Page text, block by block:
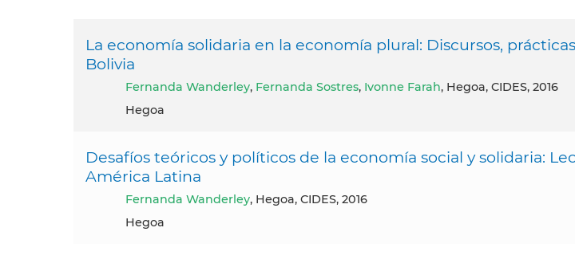
La economía solidaria en la economía plural: Discursos,
Bolivia
Fernanda Wanderley, Fernanda Sostres, Ivonne Farah, Hegoa, CIDES, 2016
Hegoa
Desafíos teóricos y políticos de la economía social y solidaria:
América Latina
Fernanda Wanderley, Hegoa, CIDES, 2016
Hegoa